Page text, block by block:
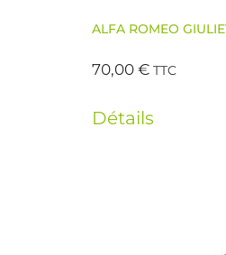
ALFA ROMEO
70,00€ TTC
Détails